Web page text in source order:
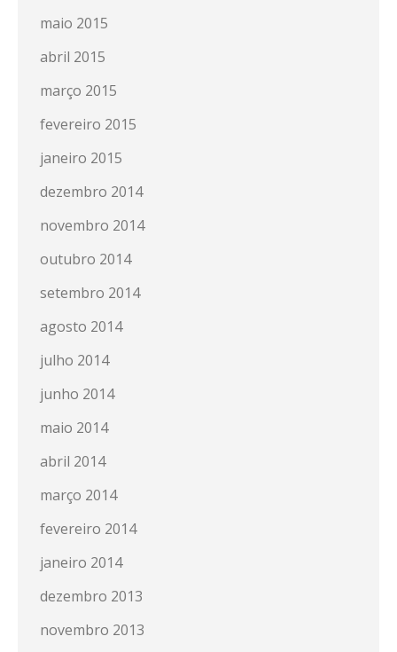
maio 2015
abril 2015
março 2015
fevereiro 2015
janeiro 2015
dezembro 2014
novembro 2014
outubro 2014
setembro 2014
agosto 2014
julho 2014
junho 2014
maio 2014
abril 2014
março 2014
fevereiro 2014
janeiro 2014
dezembro 2013
novembro 2013